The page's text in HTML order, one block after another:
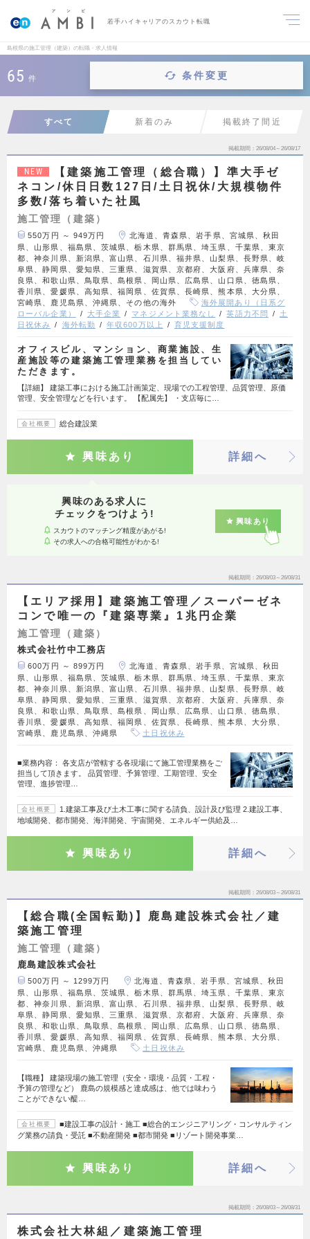
若手ハイキャリアのスカウト転職
島根県の施工管理（建築）の転職・求人情報
65 件 条件変更
すべて 新着のみ 掲載終了間近
掲載期間 26/08/04～26/08/17
NEW
【建築施工管理（総合職）】準大手ゼ
ネコン/休日日数127日/土日祝休/大規模物件
多数/落ち着いた社風
施工管理（建築）
550万円 ～ 949万円
北海道、青森県、岩手県、宮城県、秋田
県、山形県、福島県、茨城県、栃木県、群馬県、埼玉県、千葉県、東京
都、神奈川県、新潟県、富山県、石川県、福井県、山梨県、長野県、岐
阜県、静岡県、愛知県、三重県、滋賀県、京都府、大阪府、兵庫県、奈
良県、和歌山県、鳥取県、島根県、岡山県、広島県、山口県、徳島県、
香川県、愛媛県、高知県、福岡県、佐賀県、長崎県、熊本県、大分県、
宮崎県、鹿児島県、沖縄県、その他の海外
海外展開あり（日系グ
ローバル企業）
大手企業 マネジメント業務なし 英語力不問
土
日祝休み
海外転勤 年収600万以上 育児支援制度
オフィスビル、マンション、商業施設、生
産施設等の建築施工管理業務を担当してい
ただきます。
【詳細】 建築工事における施工計画策定、現場での工程管理、品質管理、原価
管理、安全管理などを行います。 【配属先】 ・支店毎に…
会社概要 総合建設業
興味あり 詳細へ
興味のある求人に
チェックをつけよう!
スカウトのマッチング精度があがる!
その求人への合格可能性がわかる!
興味あり
掲載期間 26/08/03～26/08/31
【エリア採用】建築施工管理／スーパーゼネ
コンで唯一の『建築専業』1兆円企業
施工管理（建築）
株式会社竹中工務店
600万円 ～ 899万円
北海道、青森県、岩手県、宮城県、秋田
県、山形県、福島県、茨城県、栃木県、群馬県、埼玉県、千葉県、東京
都、神奈川県、新潟県、富山県、石川県、福井県、山梨県、長野県、岐
阜県、静岡県、愛知県、三重県、滋賀県、京都府、大阪府、兵庫県、奈
良県、和歌山県、鳥取県、島根県、岡山県、広島県、山口県、徳島県、
香川県、愛媛県、高知県、福岡県、佐賀県、長崎県、熊本県、大分県、
宮崎県、鹿児島県、沖縄県
土日祝休み
■業務内容： 各支店が管轄する各現場にて施工管理業務をご
担当して頂きます。 品質管理、予算管理、工期管理、安全
管理、進捗管理…
会社概要
1.建築工事及び土木工事に関する請負、設計及び監理 2.建設工事、
地域開発、都市開発、海洋開発、宇宙開発、エネルギー供給及…
興味あり 詳細へ
掲載期間 26/08/03～26/08/31
【総合職(全国転勤)】鹿島建設株式会社／建
築施工管理
施工管理（建築）
鹿島建設株式会社
500万円 ～ 1299万円
北海道、青森県、岩手県、宮城県、秋田
県、山形県、福島県、茨城県、栃木県、群馬県、埼玉県、千葉県、東京
都、神奈川県、新潟県、富山県、石川県、福井県、山梨県、長野県、岐
阜県、静岡県、愛知県、三重県、滋賀県、京都府、大阪府、兵庫県、奈
良県、和歌山県、鳥取県、島根県、岡山県、広島県、山口県、徳島県、
香川県、愛媛県、高知県、福岡県、佐賀県、長崎県、熊本県、大分県、
宮崎県、鹿児島県、沖縄県
土日祝休み
【職種】 建築現場の施工管理（安全・環境・品質・工程・
予算の管理など） 鹿島の規模感と達成感は、他では味わう
ことができない醍…
会社概要
■建設工事の設計・施工 ■総合的エンジニアリング・コンサルティン
グ業務の請負・受託 ■不動産開発 ■都市開発 ■リゾート開発事業…
興味あり 詳細へ
掲載期間 26/08/03～26/08/31
株式会社大林組／建築施工管理